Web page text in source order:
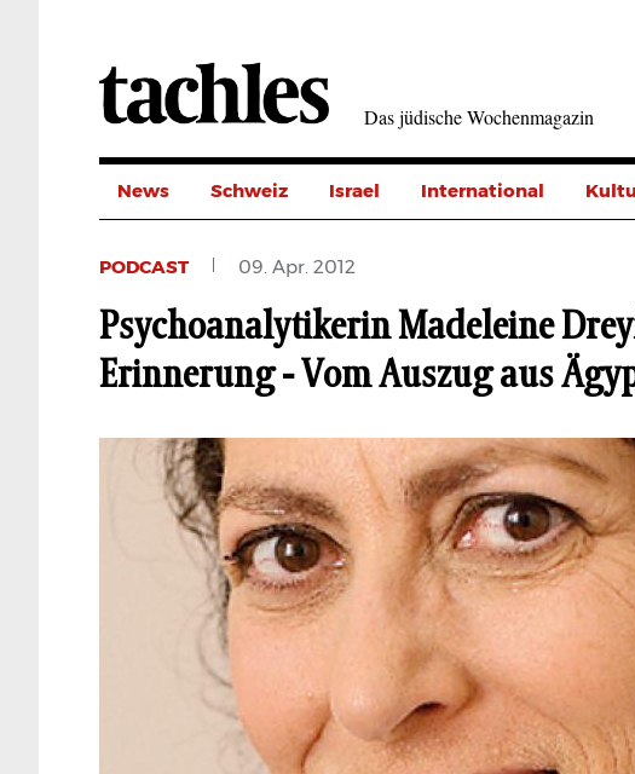
Das jüdische Wochenmagazin
News Schweiz Israel International
PODCAST 09. Apr. 2012
Psychoanalytikerin Madeleine
Erinnerung - Vom Auszug aus